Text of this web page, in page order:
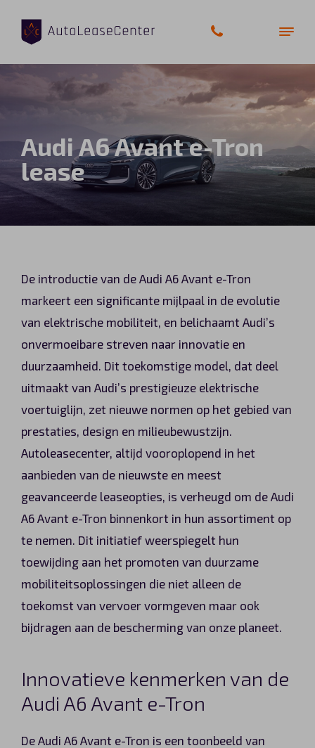
Audi A6 Avant e-Tron
lease
De introductie van de Audi A6 Avant e-Tron
markeert een significante mijlpaal in de evolutie
van elektrische mobiliteit, en belichaamt Audi’s
onvermoeibare streven naar innovatie en
duurzaamheid. Dit toekomstige model, dat deel
uitmaakt van Audi’s prestigieuze elektrische
voertuiglijn, zet nieuwe normen op het gebied van
prestaties, design en milieubewustzijn.
Autoleasecenter, altijd vooroplopend in het
aanbieden van de nieuwste en meest
geavanceerde leaseopties, is verheugd om de Audi
A6 Avant e-Tron binnenkort in hun assortiment op
te nemen. Dit initiatief weerspiegelt hun
toewijding aan het promoten van duurzame
mobiliteitsoplossingen die niet alleen de
toekomst van vervoer vormgeven maar ook
bijdragen aan de bescherming van onze planeet.
Innovatieve kenmerken van de
Audi A6 Avant e-Tron
De Audi A6 Avant e-Tron is een toonbeeld van
Bedrijfswagens
Elektrische auto’s
Wagenparkbeheer
Shortlease
Vragen?
Over ons
Contact